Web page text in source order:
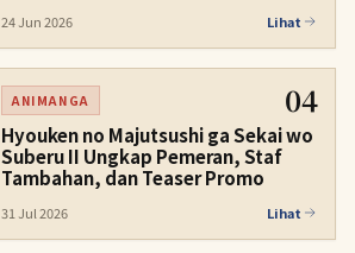
24 Jun 2026 Lihat
ANIMANGA 04
Hyouken no Majutsushi ga Sekai wo
Suberu II Ungkap Pemeran, Staf
Tambahan, dan Teaser Promo
31 Jul 2026 Lihat